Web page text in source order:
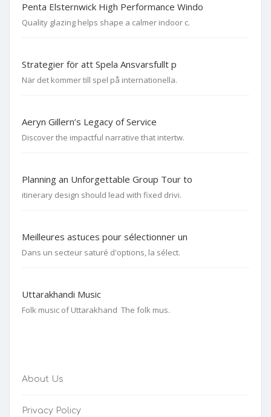
Penta Elsternwick High Performance Windo
Quality glazing helps shape a calmer indoor c.
Strategier för att Spela Ansvarsfullt p
När det kommer till spel på internationella.
Aeryn Gillern’s Legacy of Service
Discover the impactful narrative that intertw.
Planning an Unforgettable Group Tour to
itinerary design should lead with fixed drivi.
Meilleures astuces pour sélectionner un
Dans un secteur saturé d'options, la sélect.
Uttarakhandi Music
Folk music of Uttarakhand The folk mus.
About Us
Privacy Policy